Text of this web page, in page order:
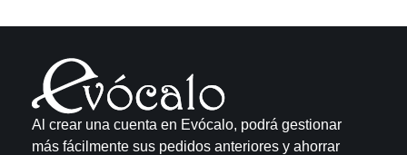
Al crear una cuenta en Evócalo, podrá gestionar
más fácilmente sus pedidos anteriores y ahorrar